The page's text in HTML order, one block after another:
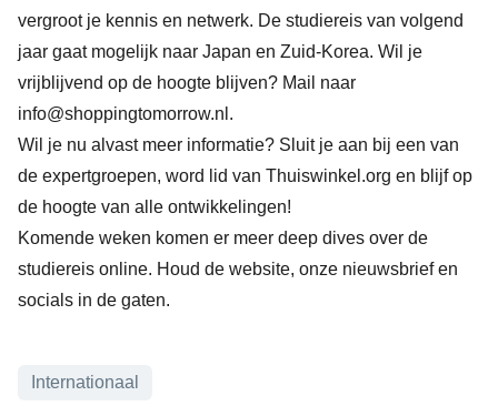
vergroot je kennis en netwerk. De studiereis van volgend
jaar gaat mogelijk naar Japan en Zuid-Korea. Wil je
vrijblijvend op de hoogte blijven? Mail naar
info@shoppingtomorrow.nl .
Wil je nu alvast meer informatie? Sluit je aan bij een van
de expertgroepen, word lid van Thuiswinkel.org en blijf op
de hoogte van alle ontwikkelingen!
Komende weken komen er meer deep dives over de
studiereis online. Houd de website, onze nieuwsbrief en
socials in de gaten.
Onderwerpen
Internationaal